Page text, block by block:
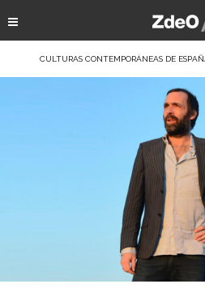
CULTURAS CONTEMPORÁNEAS DE